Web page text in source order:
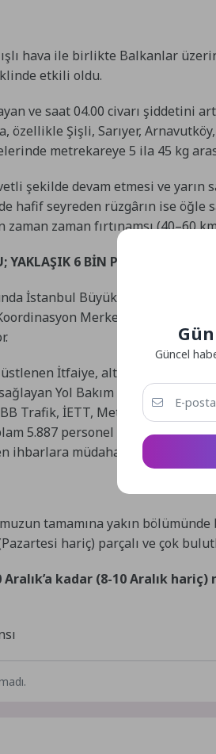
hava ile birlikte Balkanlar
etkili oldu.
ve saat 04.00 civarı şiddetini
özellikle Şişli, Sarıyer,
metrekareye 5 ila 45 kg
şekilde devam etmesi ve
hafif seyreden rüzgârın ise
zaman fırtınamsı (40–60
6 BİN PERSONEL
İstanbul Büyükşehir Belediyesi
Merkezi (AKOM),
İtfaiye, altyapı ve su
Yol Bakım Daire
Trafik, İETT, Metro İstanbul,
5.887 personel ve 1.972 araç/iş
ihbarlara müdahale
tamamına yakın bölümünde
hariç) parçalı ve çok
Aralık’a kadar (8-10 Aralık
Güncel